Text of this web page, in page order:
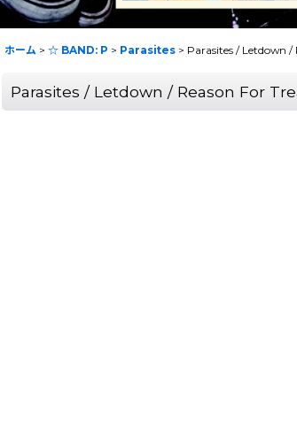
ホーム > ☆ BAND: P > Parasites > Parasites / Letdown /
Parasites / Letdown / Reason For